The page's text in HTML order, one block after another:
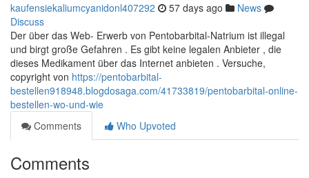
kaufensiekaliumcyanidonl407292 57 days ago
News
Discuss
Der über das Web- Erwerb von Pentobarbital-Natrium ist illegal
und birgt große Gefahren . Es gibt keine legalen Anbieter , die
dieses Medikament über das Internet anbieten . Versuche,
copyright von https://pentobarbital-
bestellen918948.blogdosaga.com/41733819/pentobarbital-online-
bestellen-wo-und-wie
Comments
Who Upvoted
Comments